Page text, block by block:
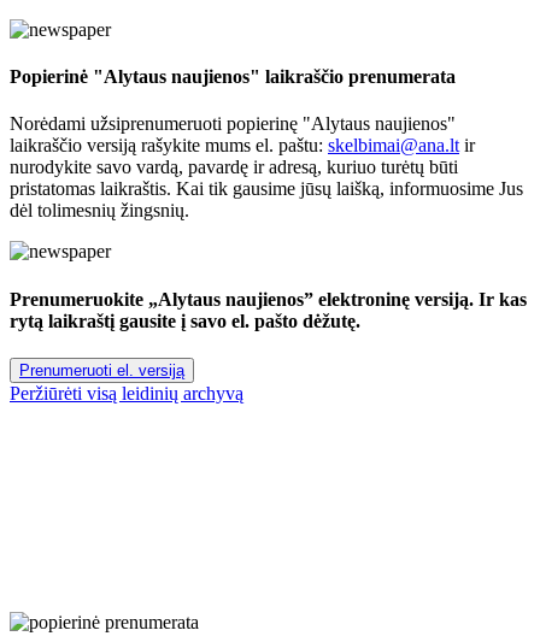
Popierinė "Alytaus naujienos" laikraščio prenumerata
Norėdami užsiprenumeruoti popierinę "Alytaus naujienos"
laikraščio versiją rašykite mums el. paštu: skelbimai@ana.lt ir
nurodykite savo vardą, pavardę ir adresą, kuriuo turėtų būti
pristatomas laikraštis. Kai tik gausime jūsų laišką, informuosime Jus
dėl tolimesnių žingsnių.
Prenumeruokite „Alytaus naujienos” elektroninę versiją. Ir kas
rytą laikraštį gausite į savo el. pašto dėžutę.
Prenumeruoti el. versiją
Peržiūrėti visą leidinių archyvą